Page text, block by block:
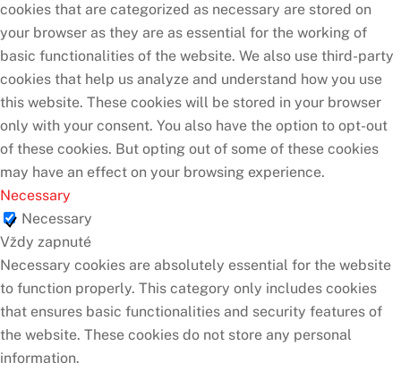
cookies that are categorized as necessary are stored on
your browser as they are as essential for the working of
basic functionalities of the website. We also use third-party
cookies that help us analyze and understand how you use
this website. These cookies will be stored in your browser
only with your consent. You also have the option to opt-out
of these cookies. But opting out of some of these cookies
may have an effect on your browsing experience.
Necessary
Necessary
Vždy zapnuté
Necessary cookies are absolutely essential for the website
to function properly. This category only includes cookies
that ensures basic functionalities and security features of
the website. These cookies do not store any personal
information.